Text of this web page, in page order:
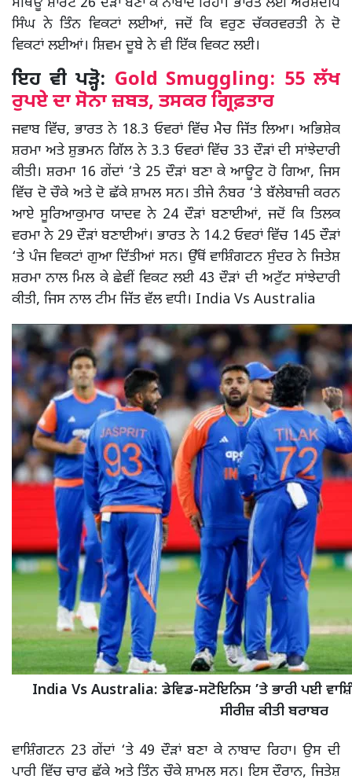
ਸਿੰਘ ਨੇ ਤਿੰਨ ਵਿਕਟਾਂ ਲਈਆਂ, ਜਦੋਂ ਕਿ ਵਰੁਣ ਚੱਕਰਵਰਤੀ ਨੇ ਦੋ
ਵਿਕਟਾਂ ਲਈਆਂ। ਸ਼ਿਵਮ ਦੂਬੇ ਨੇ ਵੀ ਇੱਕ ਵਿਕਟ ਲਈ।
ਇਹ ਵੀ ਪੜ੍ਹੋ: Gold Smuggling: 55 ਲੱਖ
ਰੁਪਏ ਦਾ ਸੋਨਾ ਜ਼ਬਤ, ਤਸਕਰ ਗ੍ਰਿਫ਼ਤਾਰ
ਜਵਾਬ ਵਿੱਚ, ਭਾਰਤ ਨੇ 18.3 ਓਵਰਾਂ ਵਿੱਚ ਮੈਚ ਜਿੱਤ ਲਿਆ। ਅਭਿਸ਼ੇਕ
ਸ਼ਰਮਾ ਅਤੇ ਸ਼ੁਭਮਨ ਗਿੱਲ ਨੇ 3.3 ਓਵਰਾਂ ਵਿੱਚ 33 ਦੌੜਾਂ ਦੀ ਸਾਂਝੇਦਾਰੀ
ਕੀਤੀ। ਸ਼ਰਮਾ 16 ਗੇਂਦਾਂ ‘ਤੇ 25 ਦੌੜਾਂ ਬਣਾ ਕੇ ਆਊਟ ਹੋ ਗਿਆ, ਜਿਸ
ਵਿੱਚ ਦੋ ਚੌਕੇ ਅਤੇ ਦੋ ਛੱਕੇ ਸ਼ਾਮਲ ਸਨ। ਤੀਜੇ ਨੰਬਰ ‘ਤੇ ਬੱਲੇਬਾਜ਼ੀ ਕਰਨ
ਆਏ ਸੂਰਿਆਕੁਮਾਰ ਯਾਦਵ ਨੇ 24 ਦੌੜਾਂ ਬਣਾਈਆਂ, ਜਦੋਂ ਕਿ ਤਿਲਕ
ਵਰਮਾ ਨੇ 29 ਦੌੜਾਂ ਬਣਾਈਆਂ। ਭਾਰਤ ਨੇ 14.2 ਓਵਰਾਂ ਵਿੱਚ 145 ਦੌੜਾਂ
‘ਤੇ ਪੰਜ ਵਿਕਟਾਂ ਗੁਆ ਦਿੱਤੀਆਂ ਸਨ। ਉੱਥੋਂ ਵਾਸ਼ਿੰਗਟਨ ਸੁੰਦਰ ਨੇ ਜਿਤੇਸ਼
ਸ਼ਰਮਾ ਨਾਲ ਮਿਲ ਕੇ ਛੇਵੀਂ ਵਿਕਟ ਲਈ 43 ਦੌੜਾਂ ਦੀ ਅਟੁੱਟ ਸਾਂਝੇਦਾਰੀ
ਕੀਤੀ, ਜਿਸ ਨਾਲ ਟੀਮ ਜਿੱਤ ਵੱਲ ਵਧੀ। India Vs Australia
India Vs Australia: ਡੇਵਿਡ-ਸਟੋਇਨਿਸ ’ਤੇ ਭਾਰੀ ਪਈ
ਸੀਰੀਜ਼ ਕੀਤੀ ਬਰਾਬਰ
ਵਾਸ਼ਿੰਗਟਨ 23 ਗੇਂਦਾਂ ‘ਤੇ 49 ਦੌੜਾਂ ਬਣਾ ਕੇ ਨਾਬਾਦ ਰਿਹਾ। ਉਸ ਦੀ
ਪਾਰੀ ਵਿੱਚ ਚਾਰ ਛੱਕੇ ਅਤੇ ਤਿੰਨ ਚੌਕੇ ਸ਼ਾਮਲ ਸਨ। ਇਸ ਦੌਰਾਨ, ਜਿਤੇਸ਼